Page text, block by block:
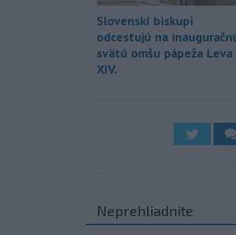
Slovenskí biskupi
odcestujú na
svätú omšu pápeža Leva
XIV.
Neprehliadnite